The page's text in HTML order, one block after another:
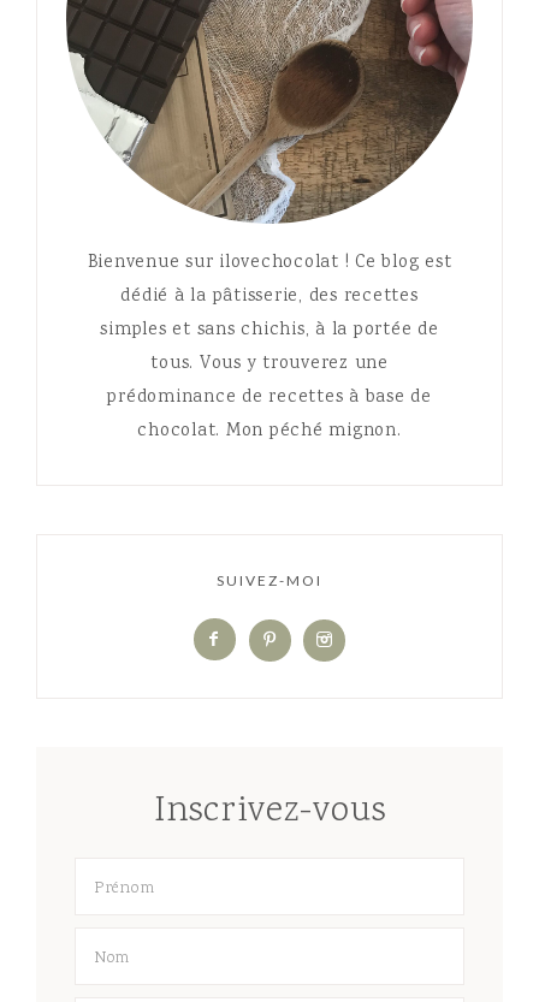
Bienvenue sur ilovechocolat ! Ce blog est
dédié à la pâtisserie, des recettes
simples et sans chichis, à la portée de
tous. Vous y trouverez une
prédominance de recettes à base de
chocolat. Mon péché mignon.
SUIVEZ-MOI
Inscrivez-vous